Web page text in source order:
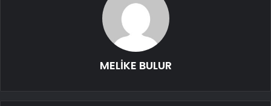
MELİKE BULUR